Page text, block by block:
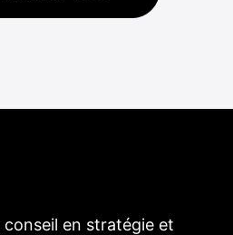
conseil en stratégie et